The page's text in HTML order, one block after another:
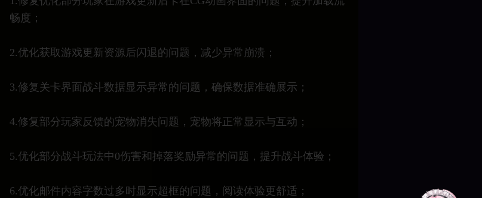
畅度；
2.优化获取游戏更新资源后闪退的问题，减少异常崩溃；
3.修复关卡界面战斗数据显示异常的问题，确保数据准确展示；
4.修复部分玩家反馈的宠物消失问题，宠物将正常显示与互动；
5.优化部分战斗玩法中0伤害和掉落奖励异常的问题，提升战斗体验；
6.优化邮件内容字数过多时显示超框的问题，阅读体验更舒适；